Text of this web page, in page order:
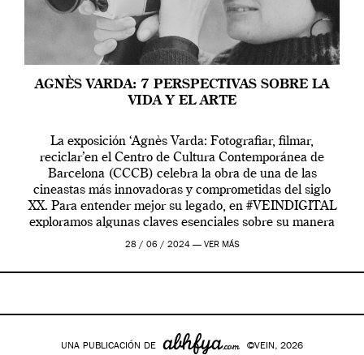
AGNÈS VARDA: 7 PERSPECTIVAS SOBRE LA
VIDA Y EL ARTE
La exposición ‘Agnès Varda: Fotografiar, filmar,
reciclar’en el Centro de Cultura Contemporánea de
Barcelona (CCCB) celebra la obra de una de las
cineastas más innovadoras y comprometidas del siglo
XX. Para entender mejor su legado, en #VEINDIGITAL
exploramos algunas claves esenciales sobre su manera
de entender la vida, el cine y el arte contemporáneo.
28 / 06 / 2024 — VER MÁS
UNA PUBLICACIÓN DE ©VEIN, 2026